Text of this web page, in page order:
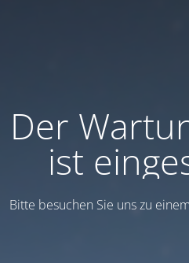
Der
ist
Bitte besuchen Sie uns zu